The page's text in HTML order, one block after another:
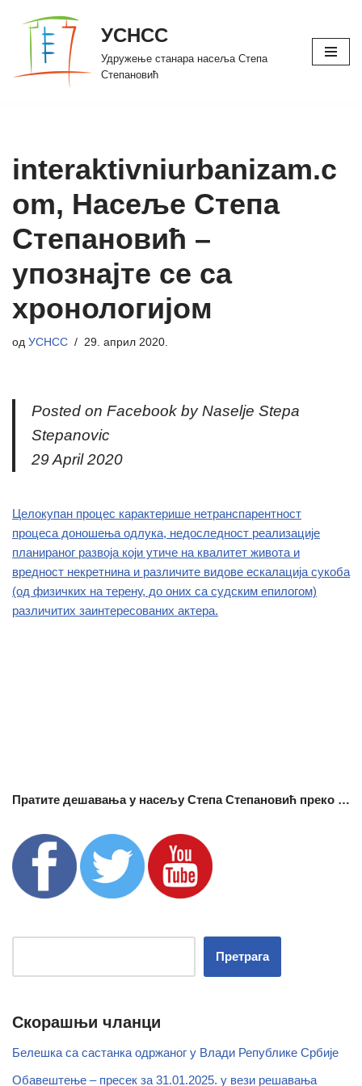
Скочи
садржај
УСНСС
Удружење станара насеља Степа
Степановић
interaktivniurbanizam.c
om, Насеље Степа
Степановић –
упознајте се са
хронологијом
од УСНСС 29. април 2020.
Posted on Facebook by Naselje Stepa
Stepanovic
29 April 2020
Целокупан процес карактерише нетранспарентност
процеса доношења одлука, недоследност реализације
планираног развоја који утиче на квалитет живота и
вредност некретнина и различите видове ескалација сукоба
(од физичких на терену, до оних са судским епилогом)
различитих заинтересованих актера.
Пратите дешавања у насељу Степа Степановић преко …
Претрага
Скорашњи чланци
Белешка са састанка одржаног у Влади Републике Србије
Обавештење – пресек за 31.01.2025. у вези решавања